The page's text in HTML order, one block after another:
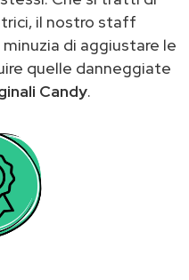
il nostro staff
di aggiustare le
quelle danneggiate
Candy.